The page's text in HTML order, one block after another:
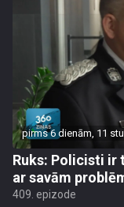
pirms 6 dienām, 11
Ruks: Policisti ir
ar savām
409. epizode